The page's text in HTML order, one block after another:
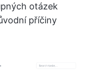
otázek
příčiny